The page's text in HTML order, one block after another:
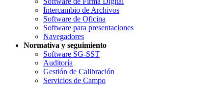
Intercambio de Archivos
Software de Oficina
Software para presentaciones
Navegadores
Normativa y seguimiento
Software SG-SST
Auditoría
Gestión de Calibración
Servicios de Campo